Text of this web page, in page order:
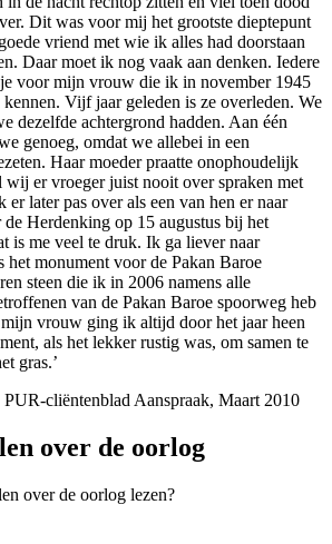
Dit was voor mij het grootste dieptepunt
vriend met wie ik alles had doorstaan
Daar moet ik nog vaak aan denken. Iedere
voor mijn vrouw die ik in november 1945
Vijf jaar geleden is ze overleden. We
dezelfde achtergrond hadden. Aan één
genoeg, omdat we allebei in een
Haar moeder praatte onophoudelijk
er vroeger juist nooit over spraken met
er later pas over als een van hen er naar
Herdenking op 15 augustus bij het
is me veel te druk. Ik ga liever naar
het monument voor de Pakan Baroe
steen die ik in 2006 namens alle
van de Pakan Baroe spoorweg heb
vrouw ging ik altijd door het jaar heen
als het lekker rustig was, om samen te
gras.’
cliëntenblad Aanspraak, Maart 2010
over de oorlog
over de oorlog lezen?